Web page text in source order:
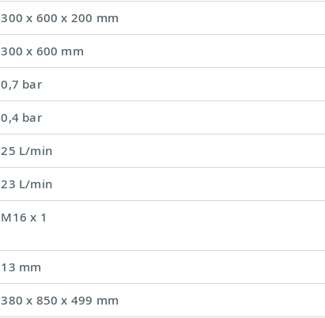
300 x 600 x 200 mm
300 x 600 mm
0,7 bar
0,4 bar
25 L/min
23 L/min
M16 x 1
13 mm
380 x 850 x 499 mm